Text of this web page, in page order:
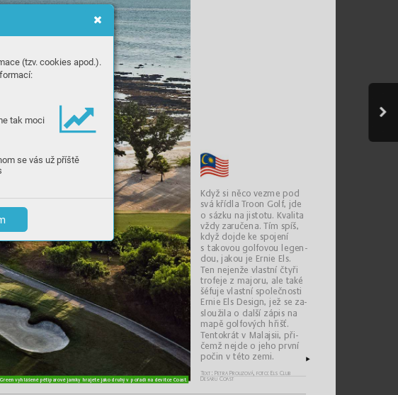
(tzv. cookies apod.).
tak moci
se vás už příště
Když si něco vezme pod
svá kříd la Troon Gol f, jd e
o sázku na jistotu. Kva lita
vždy zaručena. Tím spíš,
když dojd e ke spojení
s takovou go lfovou legen-
dou, j akou je Ernie Els.
Ten nejenže vl astní čtyři
trofeje zmajoru, ale ta ké
šéfuje vl astní spol ečnosti
Ernie E ls Design, jež se za-
slouži la odalší zápis na
mapě go lfových hřišť.
Tentokrát v Ma lajsii, při-
čemž nejde o jeho první
počin v této zemi.
Text: Petra Prouzová, foto: El s Club
Desaru Coast
Green vyhlášené pětiparové jamky hrajete jako druhý vpořadí na devítce Coast.